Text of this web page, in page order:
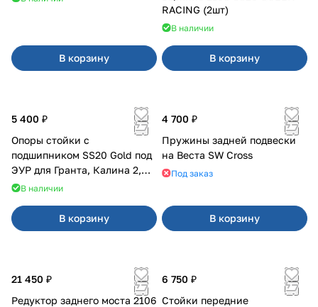
В корзину
RACING (2шт)
В наличии
В корзину
5 400 ₽
Опоры стойки с
подшипником SS20 Gold под
ЭУР для Гранта, Калина 2,
Datsun
В наличии
В корзину
4 700 ₽
Пружины задней подвески
на Веста SW Cross
Под заказ
В корзину
21 450 ₽
Редуктор заднего моста 2106
6 750 ₽
Стойки передние